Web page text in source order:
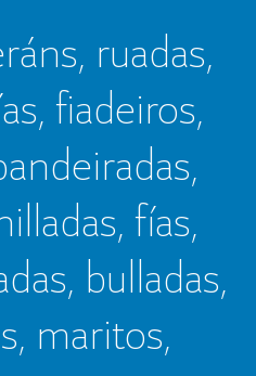
ruadas,
fiadeiros,
fías,
bulladas,
maritos,